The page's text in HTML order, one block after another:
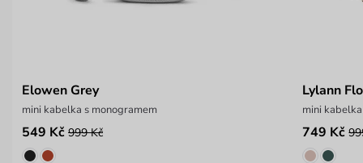
Elowen Grey
mini kabelka s monogramem
549 Kč 999 Kč
Lylann
mini
749 Kč